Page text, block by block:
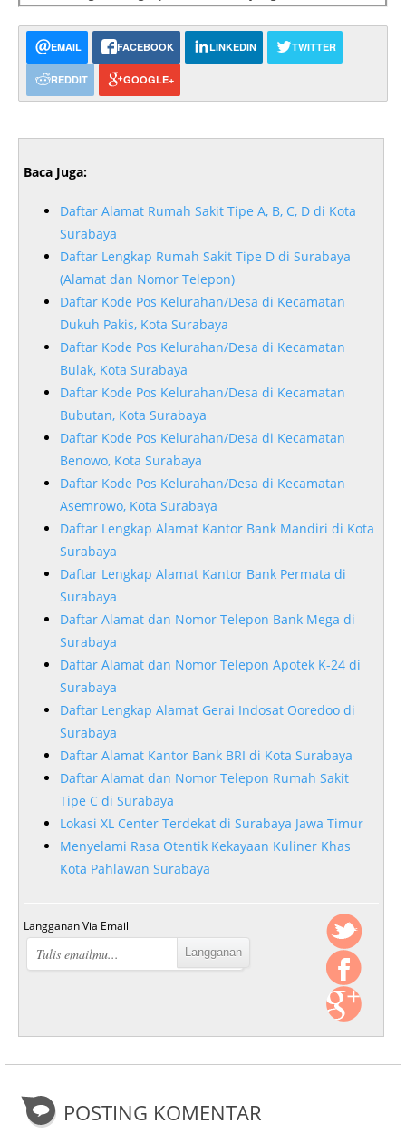
EMAIL FACEBOOK LINKEDIN TWITTER
REDDIT GOOGLE+
Baca Juga:
Daftar Alamat Rumah Sakit Tipe A, B, C, D di Kota
Surabaya
Daftar Lengkap Rumah Sakit Tipe D di Surabaya
(Alamat dan Nomor Telepon)
Daftar Kode Pos Kelurahan/Desa di Kecamatan
Dukuh Pakis, Kota Surabaya
Daftar Kode Pos Kelurahan/Desa di Kecamatan
Bulak, Kota Surabaya
Daftar Kode Pos Kelurahan/Desa di Kecamatan
Bubutan, Kota Surabaya
Daftar Kode Pos Kelurahan/Desa di Kecamatan
Benowo, Kota Surabaya
Daftar Kode Pos Kelurahan/Desa di Kecamatan
Asemrowo, Kota Surabaya
Daftar Lengkap Alamat Kantor Bank Mandiri di Kota
Surabaya
Daftar Lengkap Alamat Kantor Bank Permata di
Surabaya
Daftar Alamat dan Nomor Telepon Bank Mega di
Surabaya
Daftar Alamat dan Nomor Telepon Apotek K-24 di
Surabaya
Daftar Lengkap Alamat Gerai Indosat Ooredoo di
Surabaya
Daftar Alamat Kantor Bank BRI di Kota Surabaya
Daftar Alamat dan Nomor Telepon Rumah Sakit
Tipe C di Surabaya
Lokasi XL Center Terdekat di Surabaya Jawa Timur
Menyelami Rasa Otentik Kekayaan Kuliner Khas
Kota Pahlawan Surabaya
Langganan Via Email
POSTING KOMENTAR